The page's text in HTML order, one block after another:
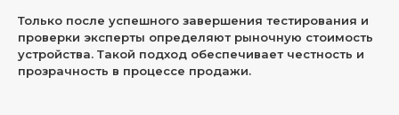
Только после успешного завершения тестирования и
проверки эксперты определяют рыночную стоимость
устройства. Такой подход обеспечивает честность и
прозрачность в процессе продажи.